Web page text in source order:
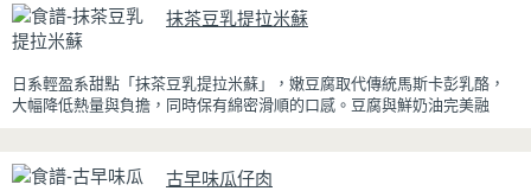
醬，讓雞皮散發迷人的焦糖光澤與蜂蜜的自然香甜，搭配冰涼啤酒更是絕
配！無論是父親節、聚會或宵夜時光，在家就能輕鬆端出美味下酒菜。
抹茶豆乳提拉米蘇
日系輕盈系甜點「抹茶豆乳提拉米蘇」，嫩豆腐取代傳統馬斯卡彭乳酪，
大幅降低熱量與負擔，同時保有綿密滑順的口感。豆腐與鮮奶油完美融
浸泡抹茶液的手指餅乾增加濕潤口感，每一口都能吃到淡淡的茶香。相較
古早味瓜仔肉